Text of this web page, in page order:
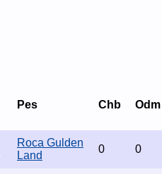
Pes Chb Odm
Roca Gulden
Land
0 0